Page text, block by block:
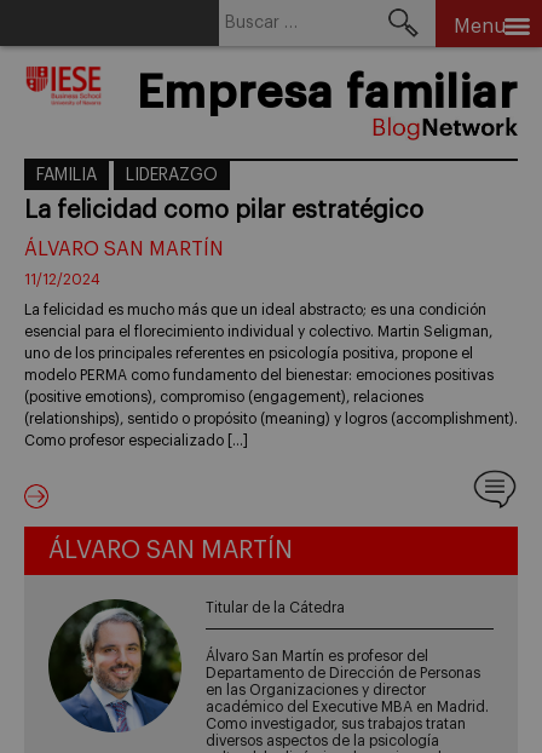
Menu
Empresa familiar
FAMILIA LIDERAZGO
La felicidad como pilar estratégico
ÁLVARO SAN MARTÍN
11/12/2024
La felicidad es mucho más que un ideal abstracto; es una condición
esencial para el florecimiento individual y colectivo. Martin Seligman,
uno de los principales referentes en psicología positiva, propone el
modelo PERMA como fundamento del bienestar: emociones positivas
(positive emotions), compromiso (engagement), relaciones
(relationships), sentido o propósito (meaning) y logros (accomplishment).
Como profesor especializado […]
ÁLVARO SAN MARTÍN
Titular de la Cátedra
Álvaro San Martín es profesor del
Departamento de Dirección de Personas
en las Organizaciones y director
académico del Executive MBA en Madrid.
Como investigador, sus trabajos tratan
diversos aspectos de la psicología